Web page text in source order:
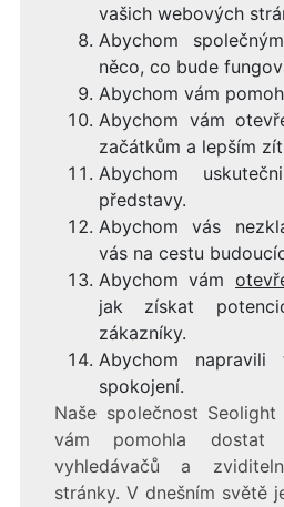
vašich webových
Abychom
něco, co bude
Abychom vám
Abychom vám
začátkům a lepším
Abychom
představy.
Abychom vás
vás na cestu
Abychom vám
jak získat
zákazníky.
Abychom
spokojení.
Naše společnost
vám pomohla
vyhledávačů a
stránky. V dnešním světě